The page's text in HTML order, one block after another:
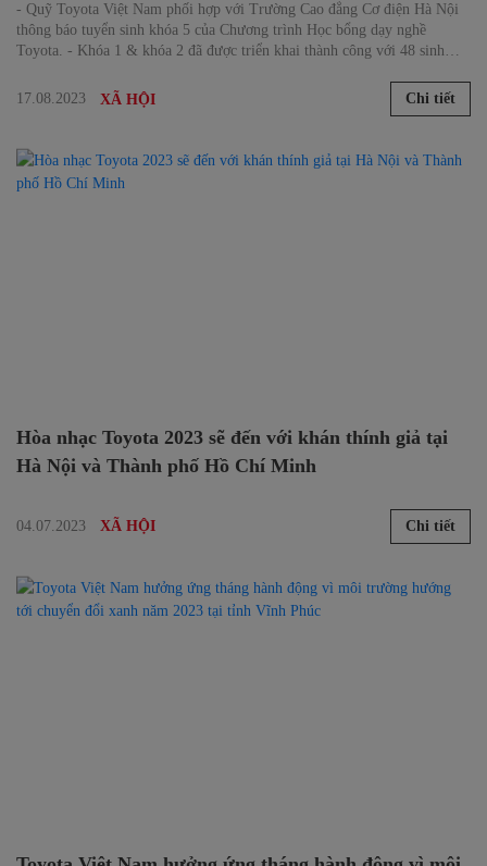
- Quỹ Toyota Việt Nam phối hợp với Trường Cao đẳng Cơ điện Hà Nội
thông báo tuyển sinh khóa 5 của Chương trình Học bổng dạy nghề
Toyota. - Khóa 1 & khóa 2 đã được triển khai thành công với 48 sinh
nghiệp và Khóa 5 dự kiến sẽ đào tạo thêm 25 sinh viên.
17.08.2023 XÃ HỘI Chi tiết
Hòa nhạc Toyota 2023 sẽ đến với khán thính giả tại
Hà Nội và Thành phố Hồ Chí Minh
04.07.2023 XÃ HỘI Chi tiết